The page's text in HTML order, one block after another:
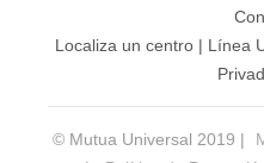
Localiza un centro | Línea
© Mutua Universal 2019 |